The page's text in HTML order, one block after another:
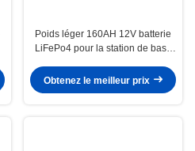
Poids léger 160AH 12V batterie
LiFePo4 pour la station de base
Obtenez le meilleur prix